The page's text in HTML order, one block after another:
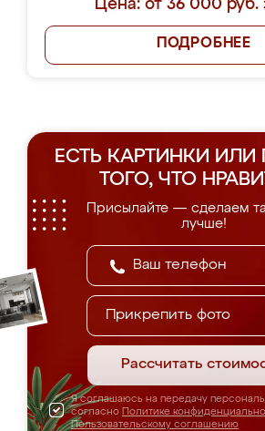
Цена: от 36 000 руб.
ПОДРОБНЕЕ
ЕСТЬ КАРТИНКИ ИЛИ
ТОГО, ЧТО
Присылайте — сделаем
лучше!
Прикрепить фото
Рассчитать
Я соглашаюсь на передачу
согласно Политике
Пользовательскому соглашению